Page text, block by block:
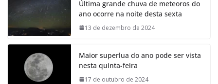
Última grande chuva de meteoros do
ano ocorre na noite desta sexta
13 de dezembro de 2024
Maior superlua do ano pode ser vista
nesta quinta-feira
17 de outubro de 2024